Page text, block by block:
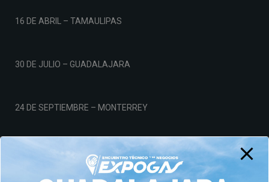
16 DE ABRIL – TAMAULIPAS
30 DE JULIO – GUADALAJARA
24 DE SEPTIEMBRE – MONTERREY